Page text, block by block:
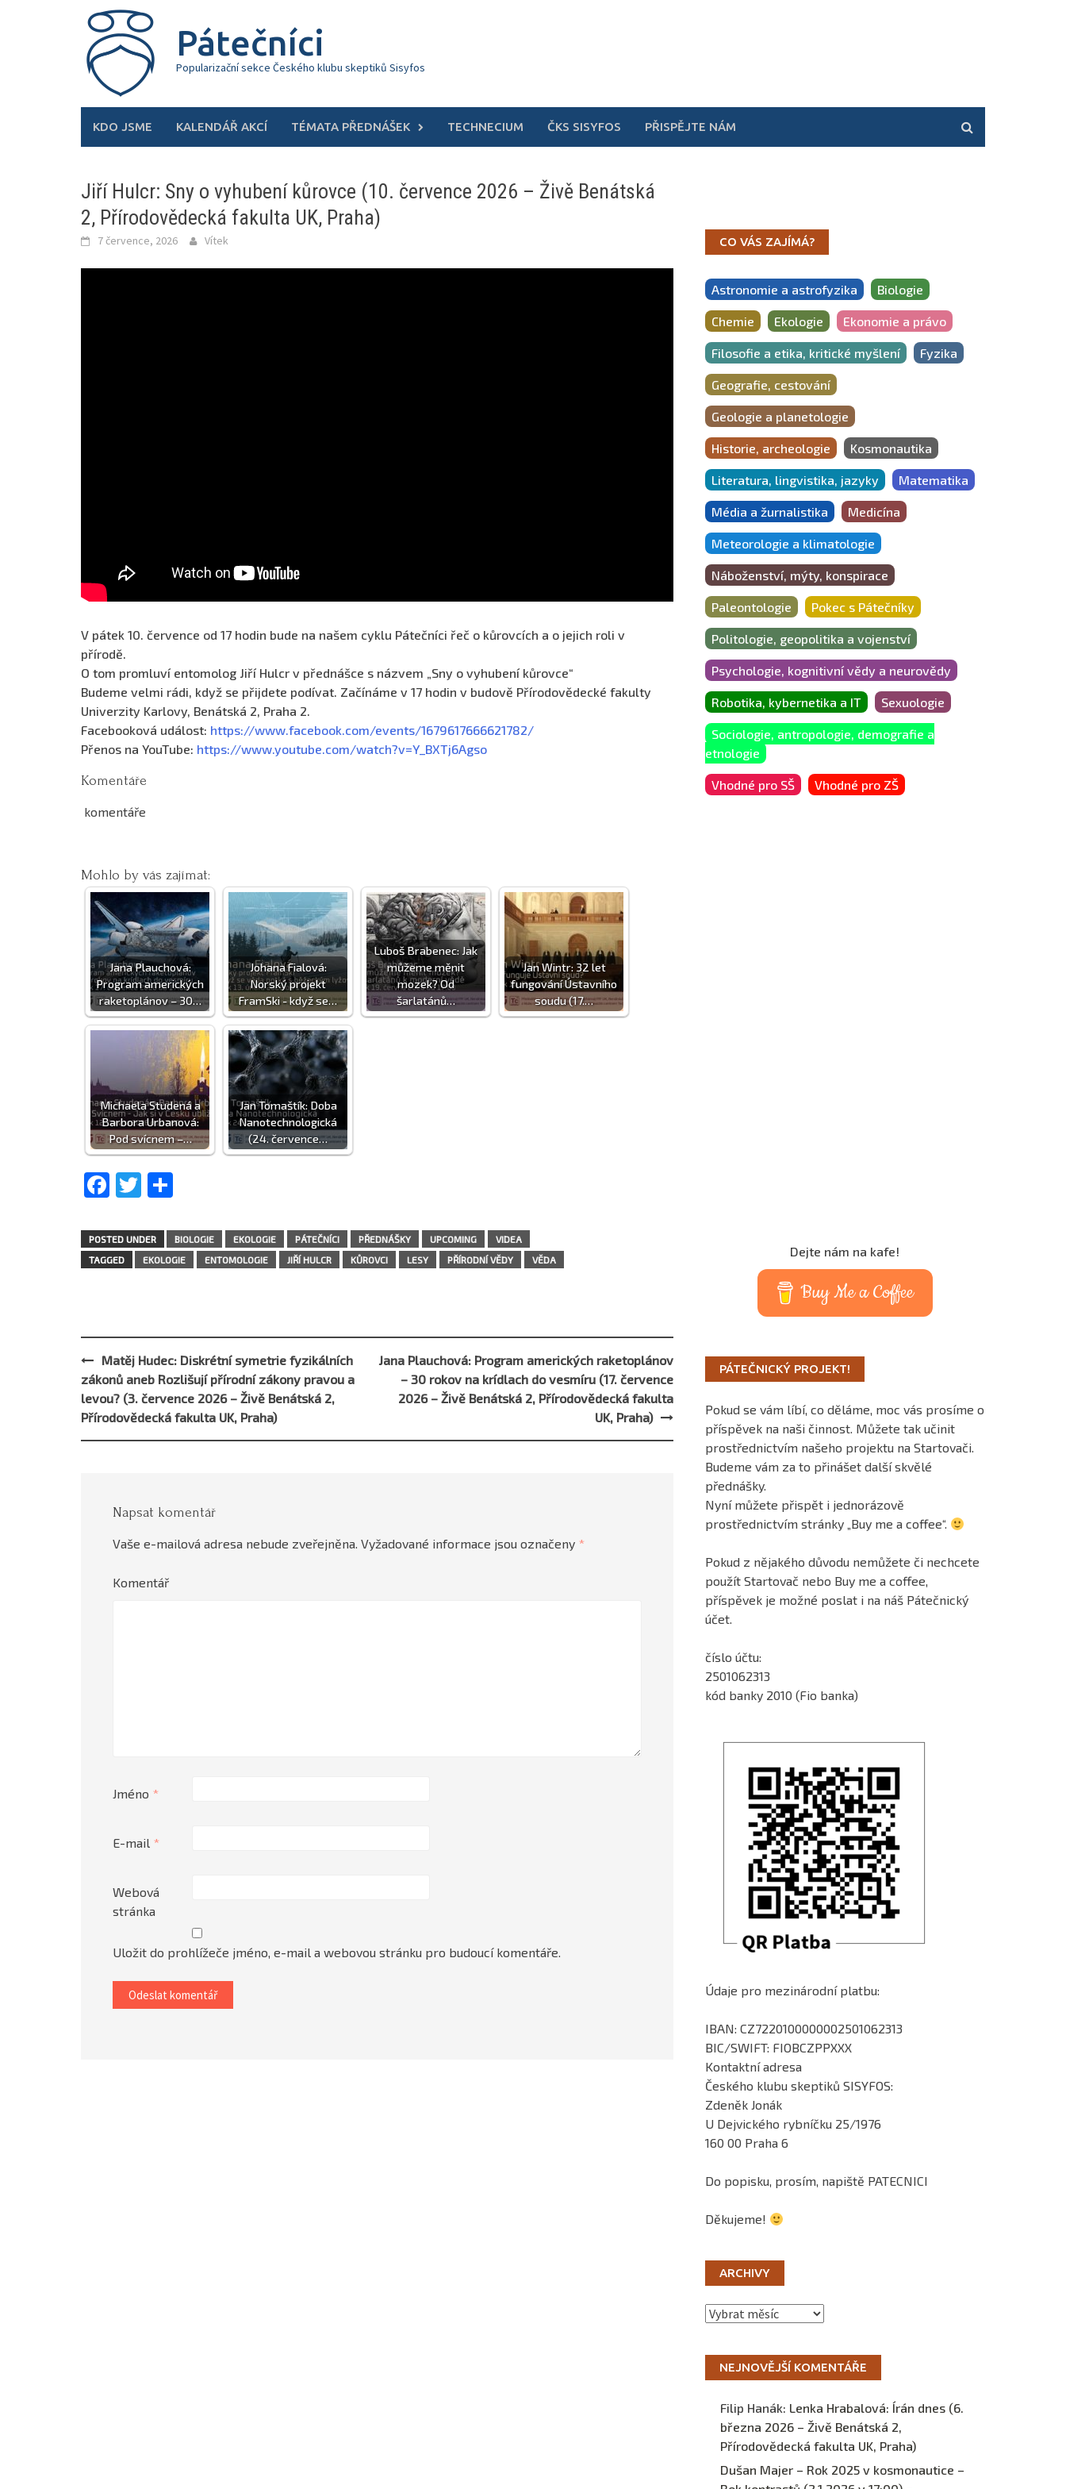
Pátečníci
Popularizační sekce Českého klubu skeptiků Sisyfos
KDO JSME KALENDÁŘ AKCÍ TÉMATA PŘEDNÁŠEK TECHNECIUM ČKS SISYFOS PŘISPĚJTE NÁM
Jiří Hulcr: Sny o vyhubení kůrovce (10. července 2026 – Živě Benátská
2, Přírodovědecká fakulta UK, Praha)
7 července, 2026 Vítek
V pátek 10. července od 17 hodin bude na našem cyklu Pátečníci řeč o kůrovcích a o jejich roli v
přírodě.
O tom promluví entomolog Jiří Hulcr v přednášce s názvem „Sny o vyhubení kůrovce“
Budeme velmi rádi, když se přijdete podívat. Začínáme v 17 hodin v budově Přírodovědecké fakulty
Univerzity Karlovy, Benátská 2, Praha 2.
Facebooková událost: https://www.facebook.com/events/1679617666621782/
Přenos na YouTube: https://www.youtube.com/watch?v=Y_BXTj6Agso
Komentáře
komentáře
Mohlo by vás zajímat:
Jana Plauchová:
Program amerických
raketoplánov – 30…
Johana Fialová:
Norský projekt
FramSki - když se…
Luboš Brabenec: Jak
můžeme měnit
mozek? Od
šarlatánů…
Jan Wintr: 32 let
fungování Ústavního
soudu (17.…
Michaela Studená a
Barbora Urbanová:
Pod svícnem –…
Jan Tomaštík: Doba
Nanotechnologická
(24. července…
Facebook
Twitter
POSTED UNDER BIOLOGIE EKOLOGIE PÁTEČNÍCI PŘEDNÁŠKY UPCOMING
VIDEA
TAGGED
EKOLOGIE ENTOMOLOGIE JIŘÍ HULCR KŮROVCI LESY PŘÍRODNÍ VĚDY VĚDA
Post
navigation
Matěj Hudec: Diskrétní symetrie fyzikálních
zákonů aneb Rozlišují přírodní zákony pravou a
levou? (3. července 2026 – Živě Benátská 2,
Přírodovědecká fakulta UK, Praha)
Jana Plauchová: Program amerických raketoplánov
– 30 rokov na krídlach do vesmíru (17. července
2026 – Živě Benátská 2, Přírodovědecká fakulta
UK, Praha)
Napsat komentář
Vaše e-mailová adresa nebude zveřejněna. Vyžadované informace jsou označeny *
Komentář
Jméno *
E-mail *
Webová
stránka
Uložit do prohlížeče jméno, e-mail a webovou stránku pro budoucí komentáře.
CO VÁS ZAJÍMÁ?
Astronomie a astrofyzika Biologie
Chemie Ekologie Ekonomie a právo
Filosofie a etika, kritické myšlení Fyzika
Geografie, cestování
Geologie a planetologie
Historie, archeologie Kosmonautika
Literatura, lingvistika, jazyky Matematika
Média a žurnalistika Medicína
Meteorologie a klimatologie
Náboženství, mýty, konspirace
Paleontologie Pokec s Pátečníky
Politologie, geopolitika a vojenství
Psychologie, kognitivní vědy a neurovědy
Robotika, kybernetika a IT Sexuologie
Sociologie, antropologie, demografie a
etnologie
Vhodné pro SŠ Vhodné pro ZŠ
Dejte nám na kafe!
Buy Me a Coffee
PÁTEČNICKÝ PROJEKT!
Pokud se vám líbí, co děláme, moc vás prosíme o
příspěvek na naši činnost. Můžete tak učinit
prostřednictvím našeho projektu na Startovači.
Budeme vám za to přinášet další skvělé
přednášky.
Nyní můžete přispět i jednorázově
prostřednictvím stránky „Buy me a coffee“.
Pokud z nějakého důvodu nemůžete či nechcete
použít Startovač nebo Buy me a coffee,
příspěvek je možné poslat i na náš Pátečnický
účet.
číslo účtu:
2501062313
kód banky 2010 (Fio banka)
Údaje pro mezinárodní platbu:
IBAN: CZ7220100000002501062313
BIC/SWIFT: FIOBCZPPXXX
Kontaktní adresa
Českého klubu skeptiků SISYFOS:
Zdeněk Jonák
U Dejvického rybníčku 25/1976
160 00 Praha 6
Do popisku, prosím, napiště PATECNICI
Děkujeme!
ARCHIVY
Archivy
NEJNOVĚJŠÍ KOMENTÁŘE
Filip Hanák: Lenka Hrabalová: Írán dnes (6.
března 2026 – Živě Benátská 2,
Přírodovědecká fakulta UK, Praha)
Dušan Majer – Rok 2025 v kosmonautice –